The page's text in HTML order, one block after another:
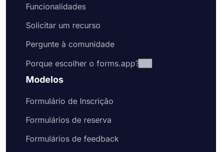
de emprego ou de registro de membro, o
forms.app oferece modelos de qualidade
formulário de inscrição vêm com perguntas
comuns ou campos de formulário que você
provavelmente gostaria de incluir em seu
formulário. Naturalmente, isso economizará seu
melhores em menos tempo. Portanto, escolha um
criar formulários online profissionais hoje mesmo.
Funcionalidades
Solicitar um recurso
Pergunte à comunidade
Porque escolher o forms.app?
Modelos
Formulário de Inscrição
Formulários de reserva
Formulários de feedback